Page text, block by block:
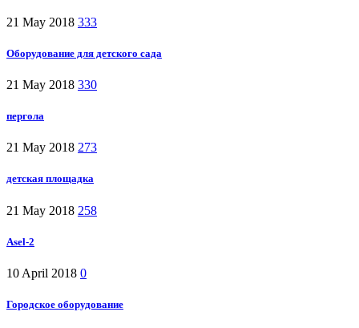
21 May 2018 333
Оборудование для детского сада
21 May 2018 330
пергола
21 May 2018 273
детская площадка
21 May 2018 258
Asel-2
10 April 2018 0
Городское оборудование